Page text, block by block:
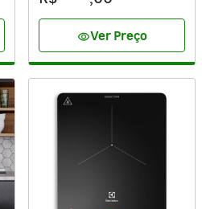
visibilityVer Preço